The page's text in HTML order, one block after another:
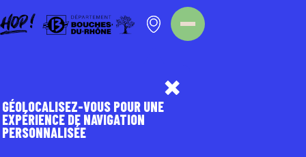
GÉOLOCALISEZ-VOUS POUR UNE
EXPÉRIENCE DE NAVIGATION
PERSONNALISÉE